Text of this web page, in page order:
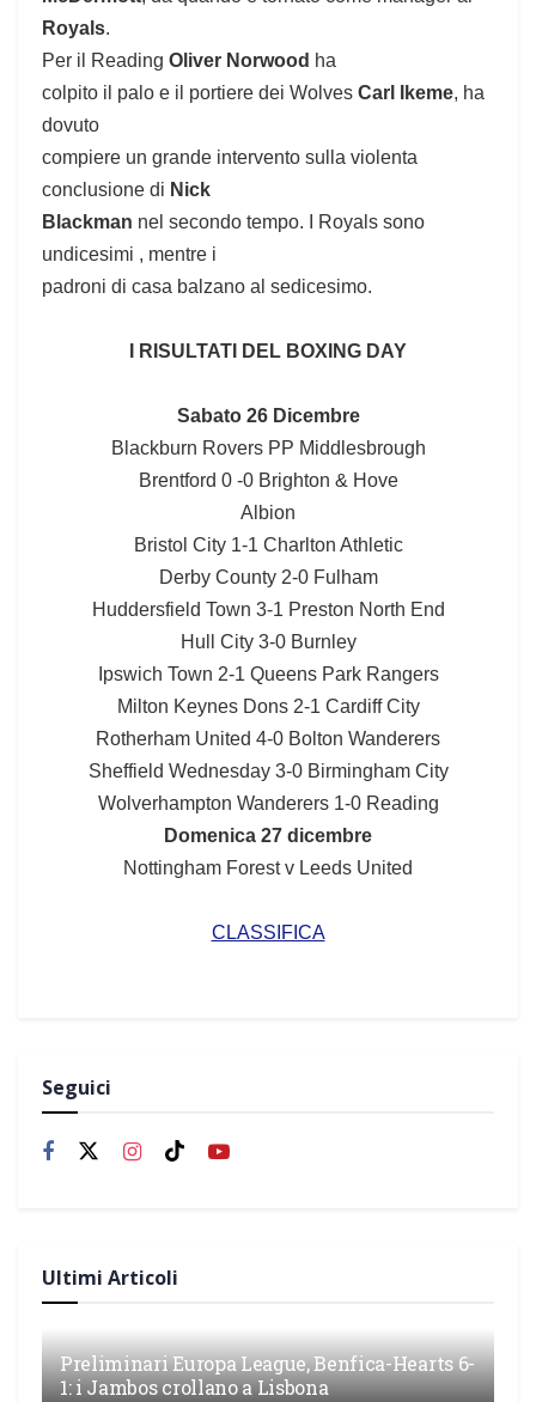
Royals.
Per il Reading Oliver Norwood ha
colpito il palo e il portiere dei Wolves Carl Ikeme, ha
dovuto
compiere un grande intervento sulla violenta
conclusione di Nick
Blackman nel secondo tempo.
I Royals sono
undicesimi , mentre i
padroni di casa balzano al sedicesimo.
I RISULTATI DEL BOXING DAY
Sabato 26 Dicembre
Blackburn Rovers PP Middlesbrough
Brentford 0 -0 Brighton & Hove
Albion
Bristol City 1-1 Charlton Athletic
Derby County 2-0 Fulham
Huddersfield Town 3-1 Preston North End
Hull City 3-0 Burnley
Ipswich Town 2-1 Queens Park Rangers
Milton Keynes Dons 2-1 Cardiff City
Rotherham United 4-0 Bolton Wanderers
Sheffield Wednesday 3-0 Birmingham City
Wolverhampton Wanderers 1-0 Reading
Domenica 27 dicembre
Nottingham Forest v Leeds United
CLASSIFICA
Seguici
Ultimi Articoli
Preliminari Europa League, Benfica-Hearts 6-
1: i Jambos crollano a Lisbona